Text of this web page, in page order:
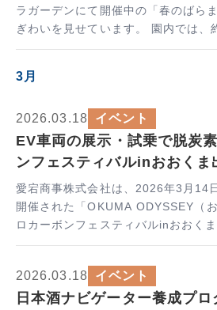
ラガーデンにて開催中の「春のばら
ぎわいを見せています。 園内では、約130品種・800本のバラが
見ごろを迎え、色とりどりの花々や
3月
2026.03.18 イベント
EV車両の展示・試乗で脱炭
ンフェスティバルinおおくま
愛宕商事株式会社は、2026年3月14
開催された「OKUMA ODYSSEY（
ロカーボンフェスティバルinおおく
自動車）の展示出展を行い、来場者
2026.03.18 イベント
日本酒ナビゲーター養成プ